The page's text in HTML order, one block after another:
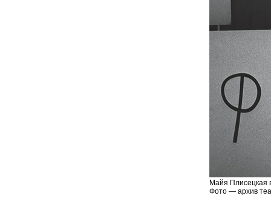
Майя Плисецкая
Фото — архив